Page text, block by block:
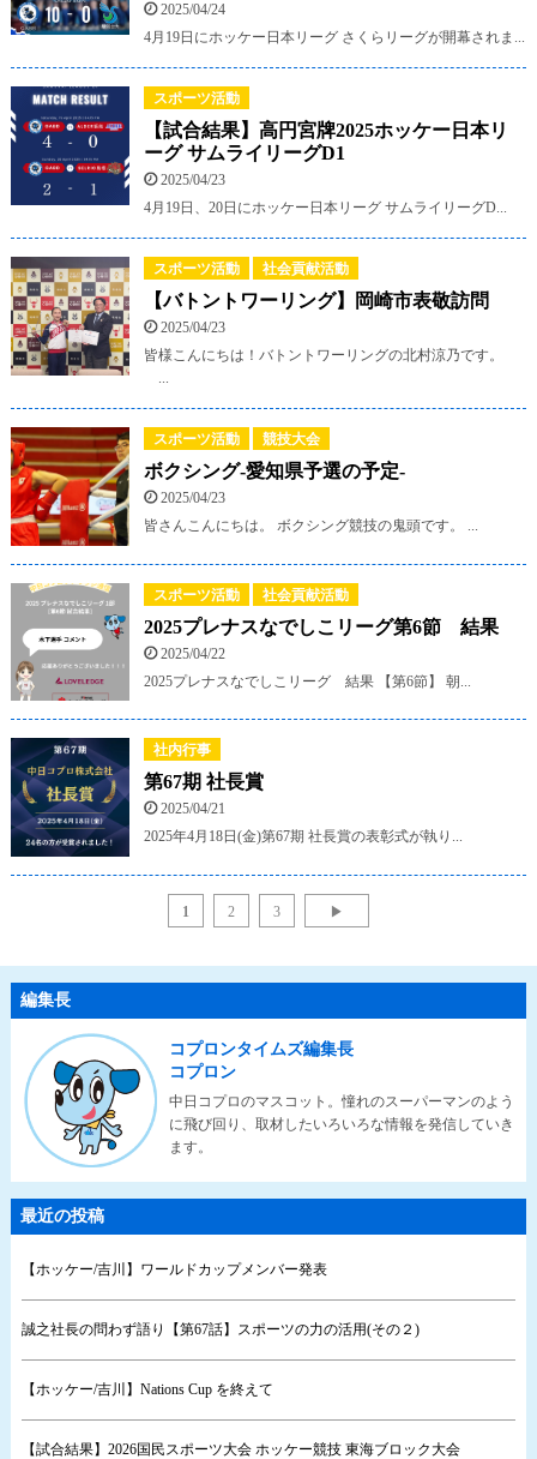
2025/04/24
4月19日にホッケー日本リーグ さくらリーグが開幕されま...
スポーツ活動
【試合結果】高円宮牌2025ホッケー日本リ
ーグ サムライリーグD1
2025/04/23
4月19日、20日にホッケー日本リーグ サムライリーグD...
スポーツ活動 社会貢献活動
【バトントワーリング】岡崎市表敬訪問
2025/04/23
皆様こんにちは！バトントワーリングの北村涼乃です。
...
スポーツ活動 競技大会
ボクシング-愛知県予選の予定-
2025/04/23
皆さんこんにちは。 ボクシング競技の鬼頭です。 ...
スポーツ活動 社会貢献活動
2025プレナスなでしこリーグ第6節 結果
2025/04/22
2025プレナスなでしこリーグ 結果 【第6節】 朝...
社内行事
第67期 社長賞
2025/04/21
2025年4月18日(金)第67期 社長賞の表彰式が執り...
1 2 3 ▶
編集長
コプロンタイムズ編集長
コプロン
中日コプロのマスコット。憧れのスーパーマンのよう
に飛び回り、取材したいろいろな情報を発信していき
ます。
最近の投稿
【ホッケー/吉川】ワールドカップメンバー発表
誠之社長の問わず語り【第67話】スポーツの力の活用(その２)
【ホッケー/吉川】Nations Cup を終えて
【試合結果】2026国民スポーツ大会 ホッケー競技 東海ブロック大会